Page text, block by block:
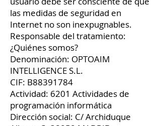
las medidas de seguridad en
Internet no son inexpugnables.
Responsable del tratamiento:
¿Quiénes somos?
Denominación: OPTOAIM
INTELLIGENCE S.L.
CIF: B88391784
Actividad: 6201 Actividades de
programación informática
Dirección social: C/ Archiduque